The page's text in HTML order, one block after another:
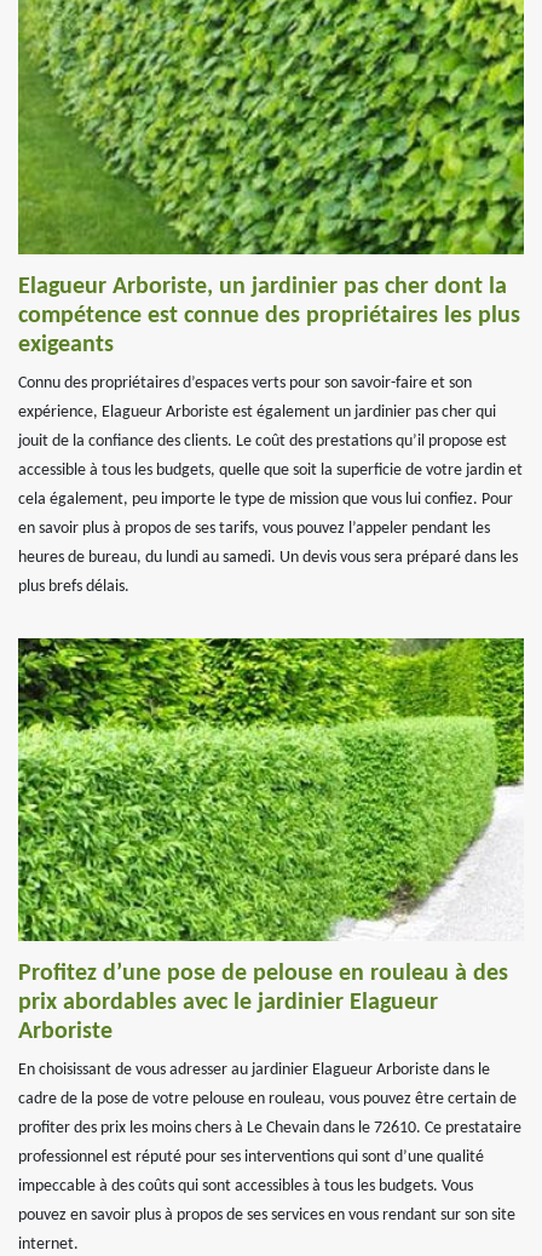
Elagueur Arboriste, un jardinier pas cher dont la
compétence est connue des propriétaires les plus
exigeants
Connu des propriétaires d’espaces verts pour son savoir-faire et son
expérience, Elagueur Arboriste est également un jardinier pas cher qui
jouit de la confiance des clients. Le coût des prestations qu’il propose est
accessible à tous les budgets, quelle que soit la superficie de votre jardin et
cela également, peu importe le type de mission que vous lui confiez. Pour
en savoir plus à propos de ses tarifs, vous pouvez l’appeler pendant les
heures de bureau, du lundi au samedi. Un devis vous sera préparé dans les
plus brefs délais.
Profitez d’une pose de pelouse en rouleau à des
prix abordables avec le jardinier Elagueur
Arboriste
En choisissant de vous adresser au jardinier Elagueur Arboriste dans le
cadre de la pose de votre pelouse en rouleau, vous pouvez être certain de
profiter des prix les moins chers à Le Chevain dans le 72610. Ce prestataire
professionnel est réputé pour ses interventions qui sont d’une qualité
impeccable à des coûts qui sont accessibles à tous les budgets. Vous
pouvez en savoir plus à propos de ses services en vous rendant sur son site
internet.